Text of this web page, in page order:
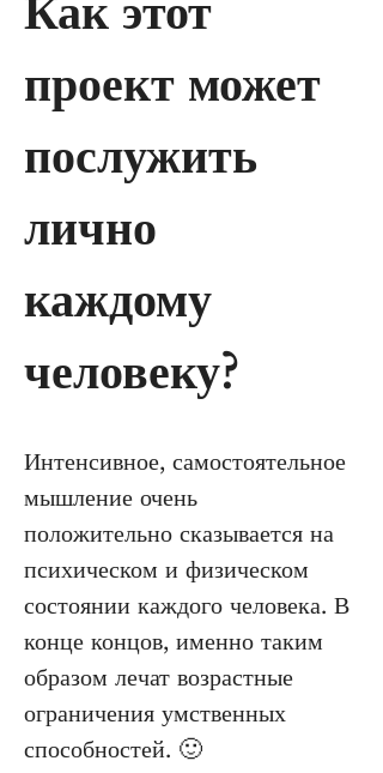
Как этот
проект может
послужить
лично
каждому
человеку?
Интенсивное, самостоятельное
мышление очень
положительно сказывается на
психическом и физическом
состоянии каждого человека. В
конце концов, именно таким
образом лечат возрастные
ограничения умственных
способностей. 🙂